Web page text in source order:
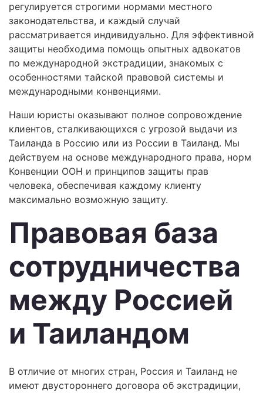
регулируется строгими нормами местного
законодательства, и каждый случай
рассматривается индивидуально. Для эффективной
защиты необходима помощь опытных адвокатов
по международной экстрадиции, знакомых с
особенностями тайской правовой системы и
международными конвенциями.
Наши юристы оказывают полное сопровождение
клиентов, сталкивающихся с угрозой выдачи из
Таиланда в Россию или из России в Таиланд. Мы
действуем на основе международного права, норм
Конвенции ООН и принципов защиты прав
человека, обеспечивая каждому клиенту
максимально возможную защиту.
Правовая база
сотрудничества
между Россией
и Таиландом
В отличие от многих стран, Россия и Таиланд не
имеют двустороннего договора об экстрадиции,